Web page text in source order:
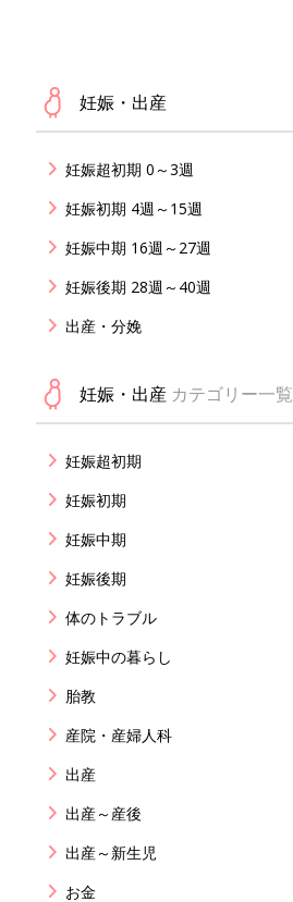
妊娠・出産
妊娠超初期 0～3週
妊娠初期 4週～15週
妊娠中期 16週～27週
妊娠後期 28週～40週
出産・分娩
妊娠・出産 カテゴリー一覧
妊娠超初期
妊娠初期
妊娠中期
妊娠後期
体のトラブル
妊娠中の暮らし
胎教
産院・産婦人科
出産
出産～産後
出産～新生児
お金